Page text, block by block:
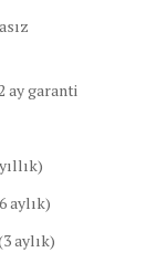
ay garanti
aylık)
aylık)